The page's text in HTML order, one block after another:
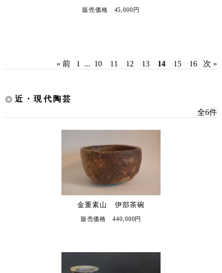
販売価格 45,000円
« 前 1 ... 10 11 12 13 14 15 16 次 »
近・現代陶芸
全6件
金重素山 伊部茶碗
販売価格 440,000円